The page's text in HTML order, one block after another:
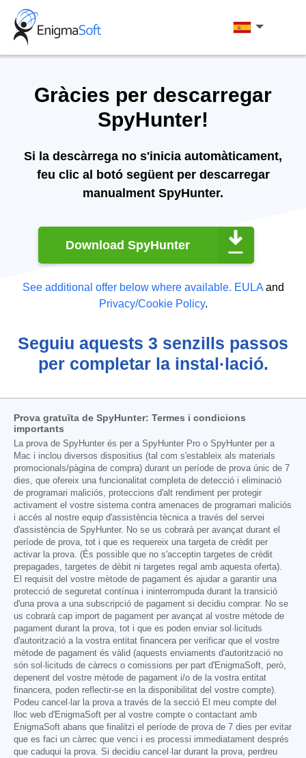
Skip
content
Català
Gràcies per descarregar
SpyHunter!
Si la descàrrega no s'inicia automàticament,
feu clic al botó següent per descarregar
manualment SpyHunter.
Download SpyHunter
See additional offer below where available. EULAand
Privacy/Cookie Policy.
Seguiu aquests 3 senzills passos
per completar la instal·lació.
Prova gratuïta de SpyHunter: Termes i condicions
importants
La prova de SpyHunter és per a SpyHunter Pro o SpyHunter per a
Mac i inclou diversos dispositius (tal com s'estableix als materials
promocionals/pàgina de compra) durant un període de prova únic de 7
dies, que ofereix una funcionalitat completa de detecció i eliminació
de programari maliciós, proteccions d'alt rendiment per protegir
activament el vostre sistema contra amenaces de programari maliciós
i accés al nostre equip d'assistència tècnica a través del servei
d'assistència de SpyHunter. No se us cobrarà per avançat durant el
període de prova, tot i que es requereix una targeta de crèdit per
activar la prova. (És possible que no s'acceptin targetes de crèdit
prepagades, targetes de dèbit ni targetes regal amb aquesta oferta).
El requisit del vostre mètode de pagament és ajudar a garantir una
protecció de seguretat contínua i ininterrompuda durant la transició
d'una prova a una subscripció de pagament si decidiu comprar. No se
us cobrarà cap import de pagament per avançat al vostre mètode de
pagament durant la prova, tot i que es poden enviar sol·licituds
d'autorització a la vostra entitat financera per verificar que el vostre
mètode de pagament és vàlid (aquests enviaments d'autorització no
són sol·licituds de càrrecs o comissions per part d'EnigmaSoft, però,
depenent del vostre mètode de pagament i/o de la vostra entitat
financera, poden reflectir-se en la disponibilitat del vostre compte).
Podeu cancel·lar la prova a través de la secció El meu compte del
lloc web d'EnigmaSoft per al vostre compte o contactant amb
EnigmaSoft abans que finalitzi el període de prova de 7 dies per evitar
que es faci un càrrec que venci i es processi immediatament després
que caduqui la prova. Si decidiu cancel·lar durant la prova, perdreu